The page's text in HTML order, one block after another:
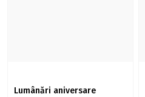
Lumânări aniversare